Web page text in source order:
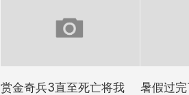
赏金奇兵3直至死亡将我
暑假过完